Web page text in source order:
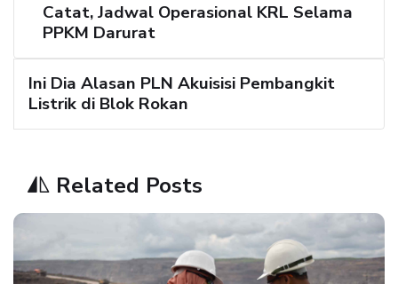
Catat, Jadwal Operasional KRL Selama
PPKM Darurat
Ini Dia Alasan PLN Akuisisi Pembangkit
Listrik di Blok Rokan
Related Posts